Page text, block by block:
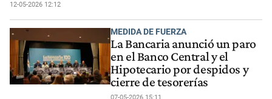
12-05-2026 12:12
MEDIDA DE FUERZA
La Bancaria anunció un paro
en el Banco Central y el
Hipotecario por despidos y
cierre de tesorerías
07-05-2026 15:11